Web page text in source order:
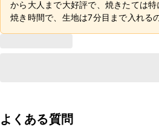
から大人まで大好評で、焼きたては
焼き時間で、生地は7分目まで入れる
よくある質問